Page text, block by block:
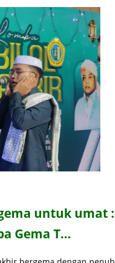
untuk umat :
Gema T…